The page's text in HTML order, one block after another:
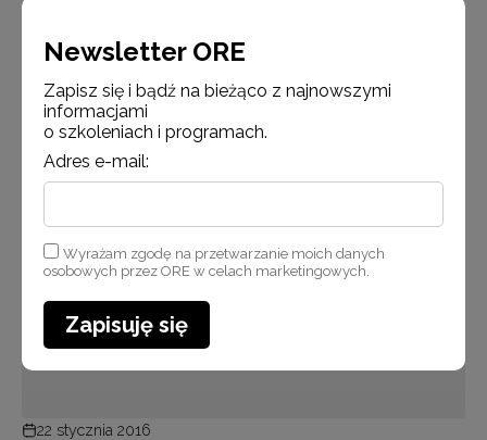
Czytaj więcej
Aktualności
22 stycznia 2016
Newsletter ORE
Zapisz się i bądź na bieżąco z najnowszymi
informacjami
o szkoleniach i programach.
Adres e-mail:
Wyrażam zgodę na przetwarzanie moich danych
osobowych przez ORE w celach marketingowych.
Zapisuję się